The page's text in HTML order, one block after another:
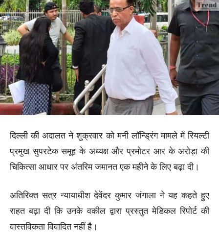
दिल्ली की अदालत ने शुक्रवार को मनी लॉन्ड्रिंग मामले में रियल्टी
प्रमुख सुपरटेक समूह के अध्यक्ष और प्रमोटर आर के अरोड़ा की
चिकित्सा आधार पर अंतरिम जमानत एक महीने के लिए बढ़ा दी।
अतिरिक्त सत्र न्यायाधीश देवेंदर कुमार जंगाला ने यह कहते हुए
राहत बढ़ा दी कि उनके वकील द्वारा प्रस्तुत मेडिकल रिपोर्ट की
वास्तविकता विवादित नहीं है।